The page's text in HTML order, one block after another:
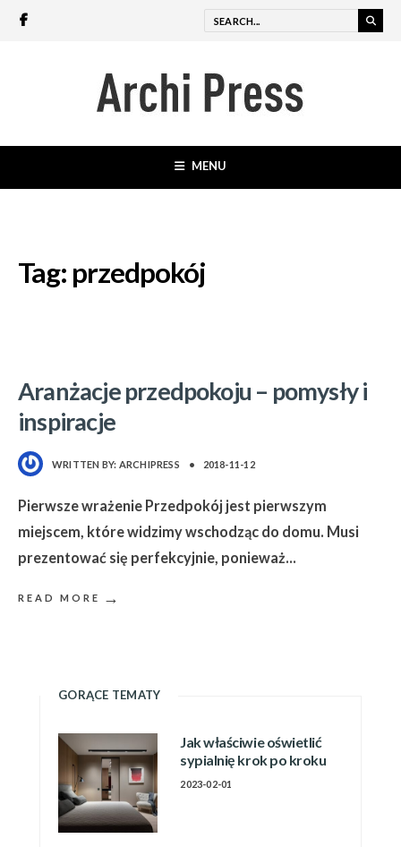
MENU
Tag: przedpokój
Aranżacje przedpokoju – pomysły i
inspiracje
WRITTEN BY: ARCHIPRESS • 2018-11-12
Pierwsze wrażenie Przedpokój jest pierwszym
miejscem, które widzimy wschodząc do domu. Musi
prezentować się perfekcyjnie, ponieważ...
READ MORE →
GORĄCE TEMATY
Jak właściwie oświetlić
sypialnię krok po kroku
2023-02-01